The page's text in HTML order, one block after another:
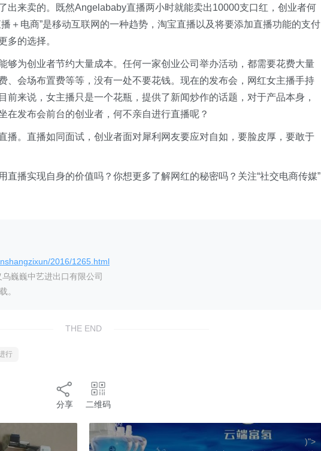
出来卖的。既然Angelababy直播两小时就能卖出10000支口红，创业者何
＋电商”是移动互联网的一种趋势，淘宝直播以及将要添加直播功能的支付
多的选择。
够为创业者节约大量成本。任何一家创业公司举办活动，都需要花费大量
、会场布置费等等，没有一处不要花钱。现在的发布会，网红女主播手持
前来说，女主播只是一个花瓶，提供了新闻炒作的话题，对于产品本身，
在发布会前台的创业者，何不亲自进行直播呢？
播。直播如同面试，创业者面对犀利网友要应对自如，要脸皮厚，要敢于
直播实现自身的价值吗？你想更多了解网红的秘密吗？关注“社交电商传媒”
2016/1265.html
巍巍中艺进出口有限公司
。
THE END
行
分享 二维码
)">